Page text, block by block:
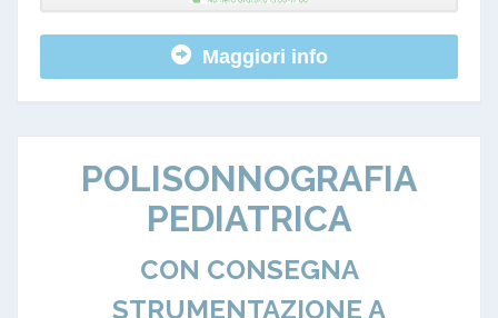
Maggiori info
POLISONNOGRAFIA
PEDIATRICA
CON CONSEGNA
STRUMENTAZIONE A